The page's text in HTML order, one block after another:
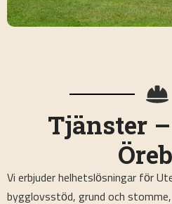
Tjänster
Vi erbjuder helhetslösningar för
bygglovsstöd, grund och